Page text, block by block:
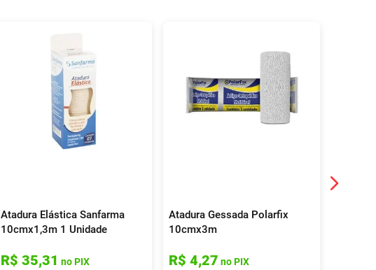
Atadura Elástica Sanfarma
10cmx1,3m 1 Unidade
R$ 35,31 no PIX
Atadura Gessada Polarfix
10cmx3m
R$ 4,27 no PIX